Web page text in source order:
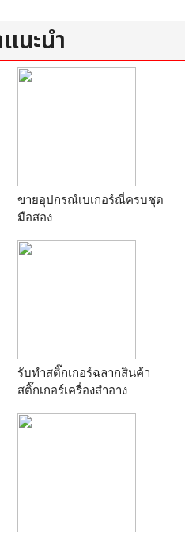
นะนำ
ขายอุปกรณ์เบเกอร์ณี่ครบชุด
มือสอง
รับทำสติ๊กเกอร์ฉลากสินค้า
สติ๊กเกอร์เครื่องสำอาง